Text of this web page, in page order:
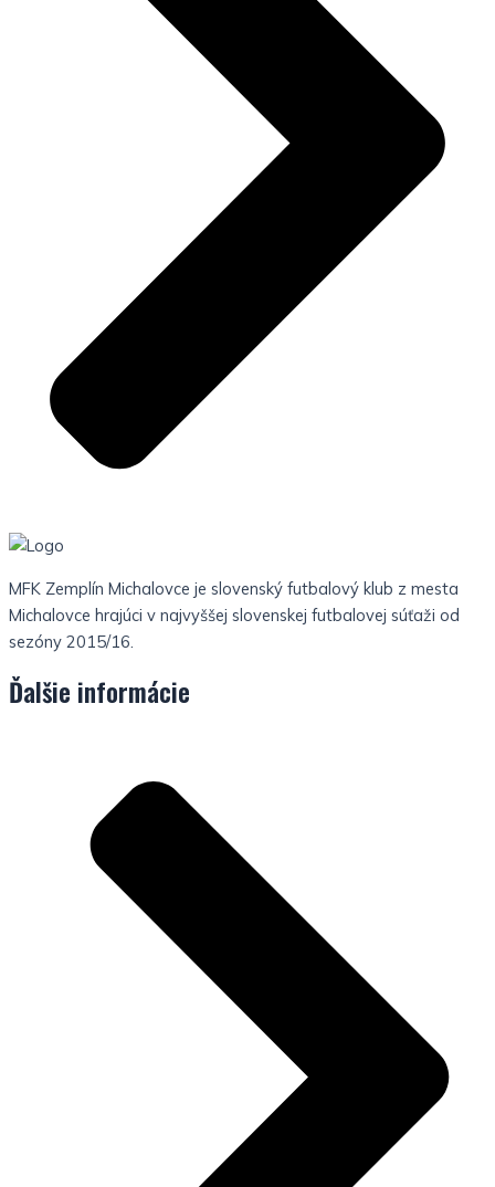
MFK Zemplín Michalovce je slovenský futbalový klub z mesta
Michalovce hrajúci v najvyššej slovenskej futbalovej súťaži od
sezóny 2015/16.
Ďalšie informácie